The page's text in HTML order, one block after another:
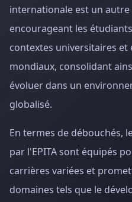
internationale est un
encourageant les
contextes universitaires
mondiaux, consolidant
évoluer dans un
globalisé.
En termes de débouchés,
par l'EPITA sont équipés
carrières variées et
domaines tels que le